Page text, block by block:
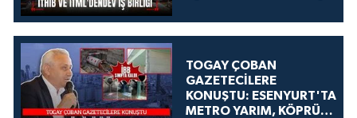
TOGAY ÇOBAN
GAZETECİLERE
KONUŞTU: ESENYURT'TA
METRO YARIM, KÖPRÜ